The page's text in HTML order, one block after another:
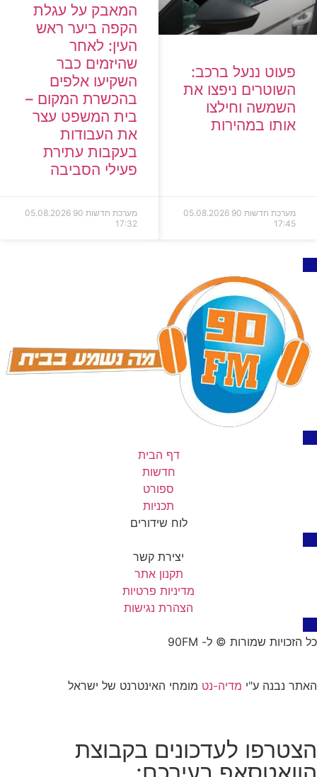
פעוט ננעל ברכב:
השוטרים ניפצו את
השמשה וחילצו
אותו במהירות
מערכת חדשות 90
05.08.2026
17:45
המאבק על עגלת
הקפה ביער ראש
העין: לאחר
שהיזמים כבר
השקיעו אלפים
בהכשרת המקום –
בית המשפט עצר
את העבודות
בעקבות עתירת
פעילי הסביבה
מערכת חדשות 90
05.08.2026
17:32
דף הבית
חדשות
ספורט
תכניות
לוח שידורים
יצירת קשר
תקנון אתר
מדיניות פרטיות
הצהרת נגישות
כל הזכויות שמורות © ל- 90FM
האתר נבנה ע"י מדיה-נט מומחי האינטרנט של ישראל
הצטרפו לעדכונים בקבוצת